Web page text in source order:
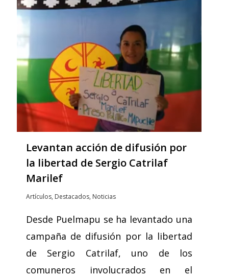
Levantan acción de difusión por
la libertad de Sergio Catrilaf
Marilef
Artículos, Destacados, Noticias
Desde Puelmapu se ha levantado una
campaña de difusión por la libertad
de Sergio Catrilaf, uno de los
comuneros involucrados en el